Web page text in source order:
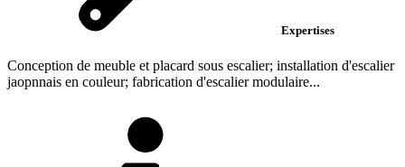
Expertises
Conception de meuble et placard sous escalier; installation d'escalier
jaopnnais en couleur; fabrication d'escalier modulaire...